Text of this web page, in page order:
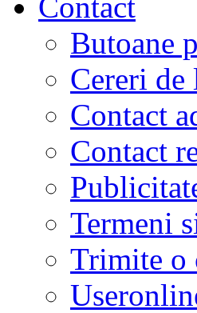
Butoane
Cereri
Contact
Contact
Termeni
Trimite o